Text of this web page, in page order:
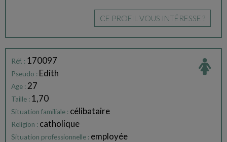
CE PROFIL VOUS INTÉRESSE ?
Réf. : 170097
Pseudo : Edith
Age : 27
Taille : 1,70
Situation familiale : célibataire
Religion : catholique
Situation professionnelle : employée